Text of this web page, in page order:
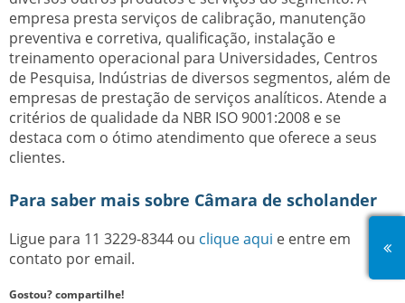
empresa presta serviços de calibração, manutenção
preventiva e corretiva, qualificação, instalação e
treinamento operacional para Universidades, Centros
de Pesquisa, Indústrias de diversos segmentos, além de
empresas de prestação de serviços analíticos. Atende a
critérios de qualidade da NBR ISO 9001:2008 e se
destaca com o ótimo atendimento que oferece a seus
clientes.
Para saber mais sobre Câmara de scholander
Ligue para 11 3229-8344 ou clique aqui e entre em
contato por email.
Gostou? compartilhe!